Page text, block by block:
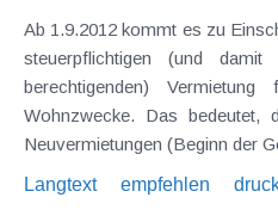
Ab 1.9.2012 kommt es zu Einschränkungen bei der Option zur
steuerpflichtigen (und damit auch zum Vorsteuerabzug
berechtigenden) Vermietung für andere Zwecke außer
Wohnzwecke. Das bedeutet, dass ein
Neuvermietungen
Langtext
empfehlen